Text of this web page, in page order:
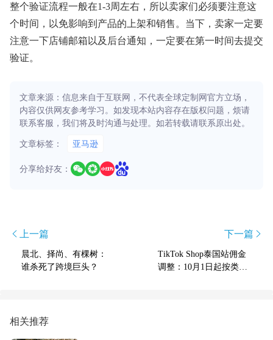
整个验证流程一般在1-3周左右，所以卖家们必须要注意这
个时间，以免影响到产品的上架和销售。当下，卖家一定要
注意一下店铺邮箱以及后台通知，一定要在第一时间去提交
验证。
文章来源：信息来自于互联网，不代表全球定制网官方立场，
内容仅供网友参考学习。如发现本站内容存在版权问题，烦请
联系客服，我们将及时沟通与处理。如若转载请联系原出处。
文章标签： 亚马逊
分享给好友：
上一篇
晨北、择尚、有棵树：
谁杀死了跨境巨头？
下一篇
TikTok Shop泰国站佣金
调整：10月1日起按类目
相关推荐